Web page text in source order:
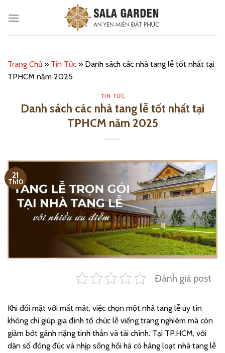
qua
Trang Chủ » Tin Tức » Danh sách các nhà tang lễ tốt nhất tại
TPHCM năm 2025
TIN TỨC
Danh sách các nhà tang lễ tốt nhất tại
TPHCM năm 2025
21
Th10
Đánh giá post
Khi đối mặt với mất mát, việc chọn một nhà tang lễ uy tín
không chỉ giúp gia đình tổ chức lễ viếng trang nghiêm mà còn
giảm bớt gánh nặng tinh thần và tài chính. Tại TP.HCM, với
dân số đông đúc và nhịp sống hối hả có hàng loạt nhà tang lễ